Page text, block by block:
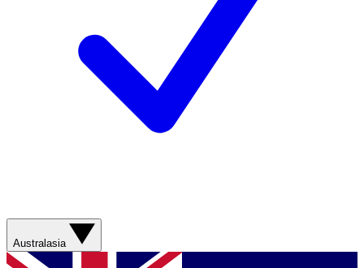
Australasia